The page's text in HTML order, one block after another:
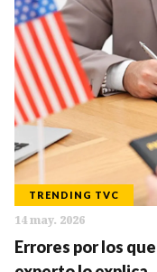
TRENDING TVC
14 may. 2026
Errores por los